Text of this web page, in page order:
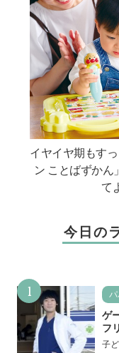
イヤイヤ期もす
ン ことばずかん
て
今日の
1
ゲ
フ
学
子